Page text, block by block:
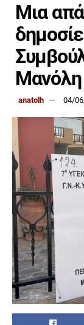
Μια
anatolh 04/